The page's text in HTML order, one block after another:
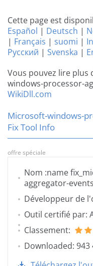
Cette page est
Español | Deutsch |
| Français | suomi |
Русский | Svenska |
Vous pouvez lire
windows-processor-
WikiDll.com
Microsoft-windows-
Fix Tool Info
offre spéciale
Nom :name
aggregator-
Développeur de
Outil certifié par:
Classement:
Downloaded: 943